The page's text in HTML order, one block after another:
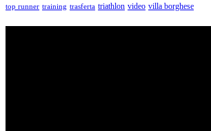
top runner training trasferta triathlon video villa borghese